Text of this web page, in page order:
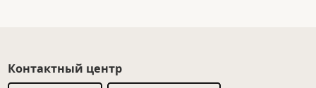
Контактный центр